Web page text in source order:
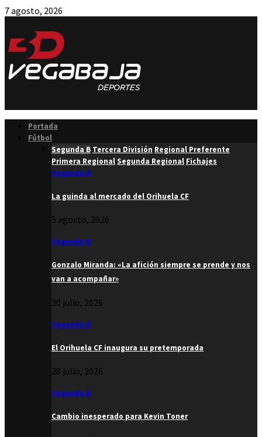
7 agosto, 2026
Portada
Fútbol
Segunda B Tercera División Regional Preferente
Primera RegionalSegunda Regional Fichajes
Segunda B
La guinda al mercado del Orihuela CF
5 agosto, 2026
Segunda B
Gonzalo Miranda: «La afición siempre se prende y nos
van a acompañar»
30 julio, 2026
Segunda B
El Orihuela CF inaugura su pretemporada
28 julio, 2026
Segunda B
Cambio inesperado para Kevin Toner